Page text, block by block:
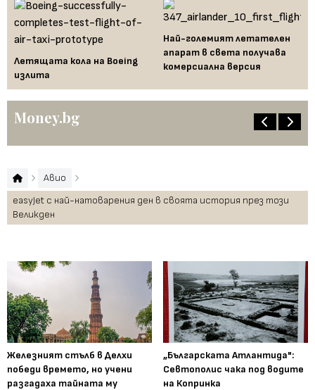
Летящата кола на Boeing
излита
Най-големият летателен
апарат в света получава
комерсиална версия
Money.bg
Авио
easyJet с най-натоварения ден в своята история през този
Великден
Железният стълб в Делхи
победи времето, но учени
разгадаха тайната му
„Българската Атлантида":
Севтополис чака под водите
на Копринка